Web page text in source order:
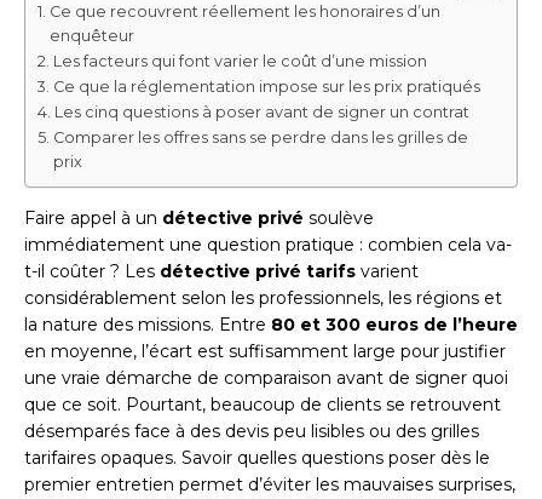
Ce que recouvrent réellement les honoraires d’un
enquêteur
Les facteurs qui font varier le coût d’une mission
Ce que la réglementation impose sur les prix pratiqués
Les cinq questions à poser avant de signer un contrat
Comparer les offres sans se perdre dans les grilles de
prix
Faire appel à un détective privé soulève
immédiatement une question pratique : combien cela va-
t-il coûter ? Les détective privé tarifs varient
considérablement selon les professionnels, les régions et
la nature des missions. Entre 80 et 300 euros de l’heure
en moyenne, l’écart est suffisamment large pour justifier
une vraie démarche de comparaison avant de signer quoi
que ce soit. Pourtant, beaucoup de clients se retrouvent
désemparés face à des devis peu lisibles ou des grilles
tarifaires opaques. Savoir quelles questions poser dès le
premier entretien permet d’éviter les mauvaises surprises,